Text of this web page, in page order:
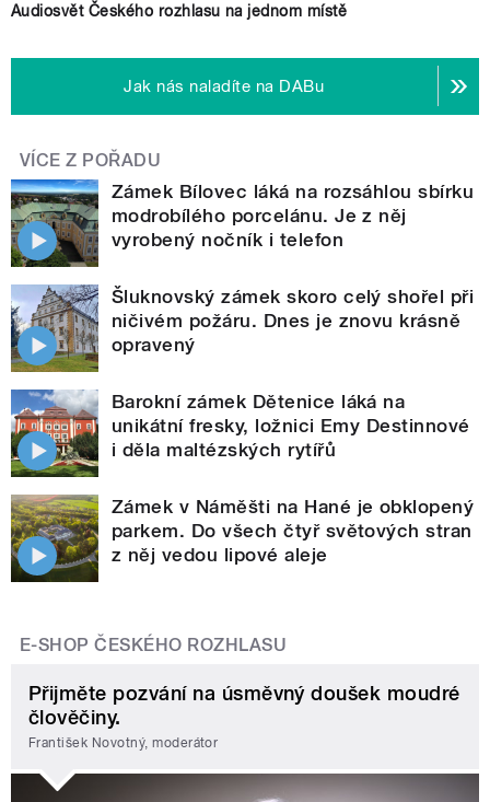
Audiosvět Českého rozhlasu na jednom místě
Jak nás naladíte na DABu
VÍCE Z POŘADU
Zámek Bílovec láká na rozsáhlou sbírku
modrobílého porcelánu. Je z něj
vyrobený nočník i telefon
Šluknovský zámek skoro celý shořel při
ničivém požáru. Dnes je znovu krásně
opravený
Barokní zámek Dětenice láká na
unikátní fresky, ložnici Emy Destinnové
i děla maltézských rytířů
Zámek v Náměšti na Hané je obklopený
parkem. Do všech čtyř světových stran
z něj vedou lipové aleje
E-SHOP ČESKÉHO ROZHLASU
Přijměte pozvání na úsměvný doušek moudré
člověčiny.
František Novotný, moderátor